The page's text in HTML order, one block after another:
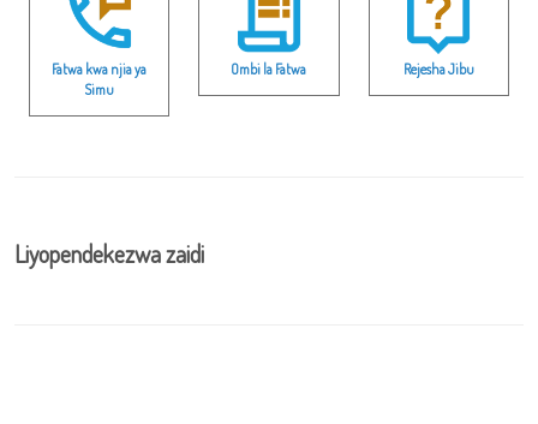
Fatwa kwa njia ya
Simu
Ombi la Fatwa Rejesha Jibu
Liyopendekezwa zaidi